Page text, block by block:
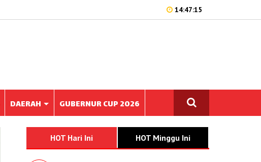
14:47:15
DAERAH GUBERNUR CUP 2026
HOT Hari Ini HOT Minggu Ini